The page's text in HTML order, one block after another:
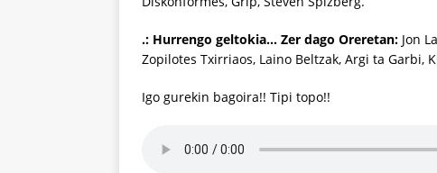
.: Hurrengo geltokia… Zer dago Oreretan: Jon
Zopilotes Txirriaos, Laino Beltzak, Argi ta Garbi,
Igo gurekin bagoira!! Tipi topo!!